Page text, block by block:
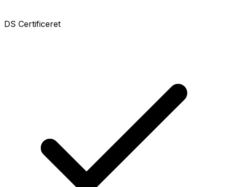
DS Certificeret